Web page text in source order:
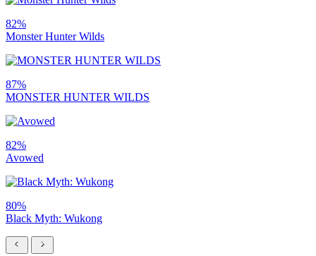
82%
Monster Hunter Wilds
87%
MONSTER HUNTER WILDS
82%
Avowed
80%
Black Myth: Wukong